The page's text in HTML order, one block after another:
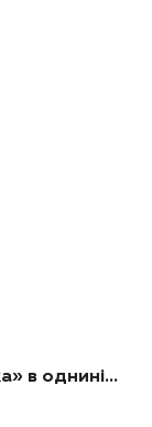
в однині…